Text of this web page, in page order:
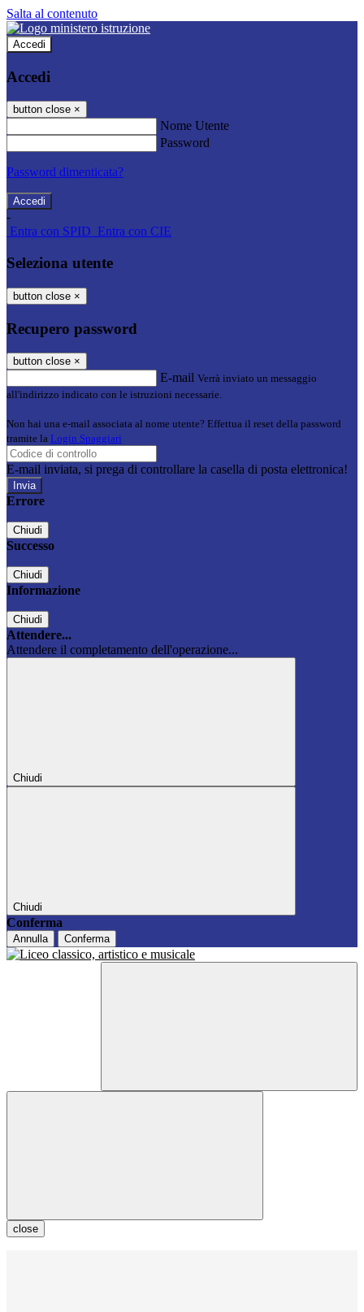
Salta al contenuto
Accedi
Accedi
button close ×
Nome Utente
Password
Password dimenticata?
-
Entra con SPID Entra con CIE
Seleziona utente
button close ×
Recupero password
button close ×
E-mail Verrà inviato un messaggio
all'indirizzo indicato con le istruzioni necessarie.
Non hai una e-mail associata al nome utente? Effettua il reset della password
tramite la Login Spaggiari
E-mail inviata, si prega di controllare la casella di posta elettronica!
Errore
Chiudi
Successo
Chiudi
Informazione
Chiudi
Attendere...
Attendere il completamento dell'operazione...
Chiudi
Chiudi
Conferma
Annulla Conferma
close